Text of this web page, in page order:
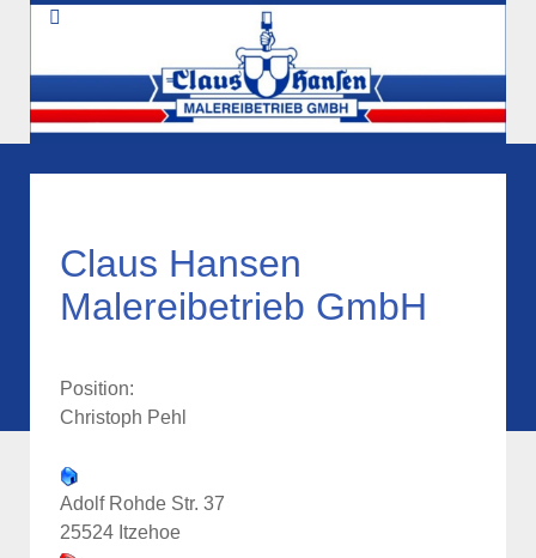
Claus Hansen
Malereibetrieb GmbH
Position:
Christoph Pehl
Adolf Rohde Str. 37
25524 Itzehoe